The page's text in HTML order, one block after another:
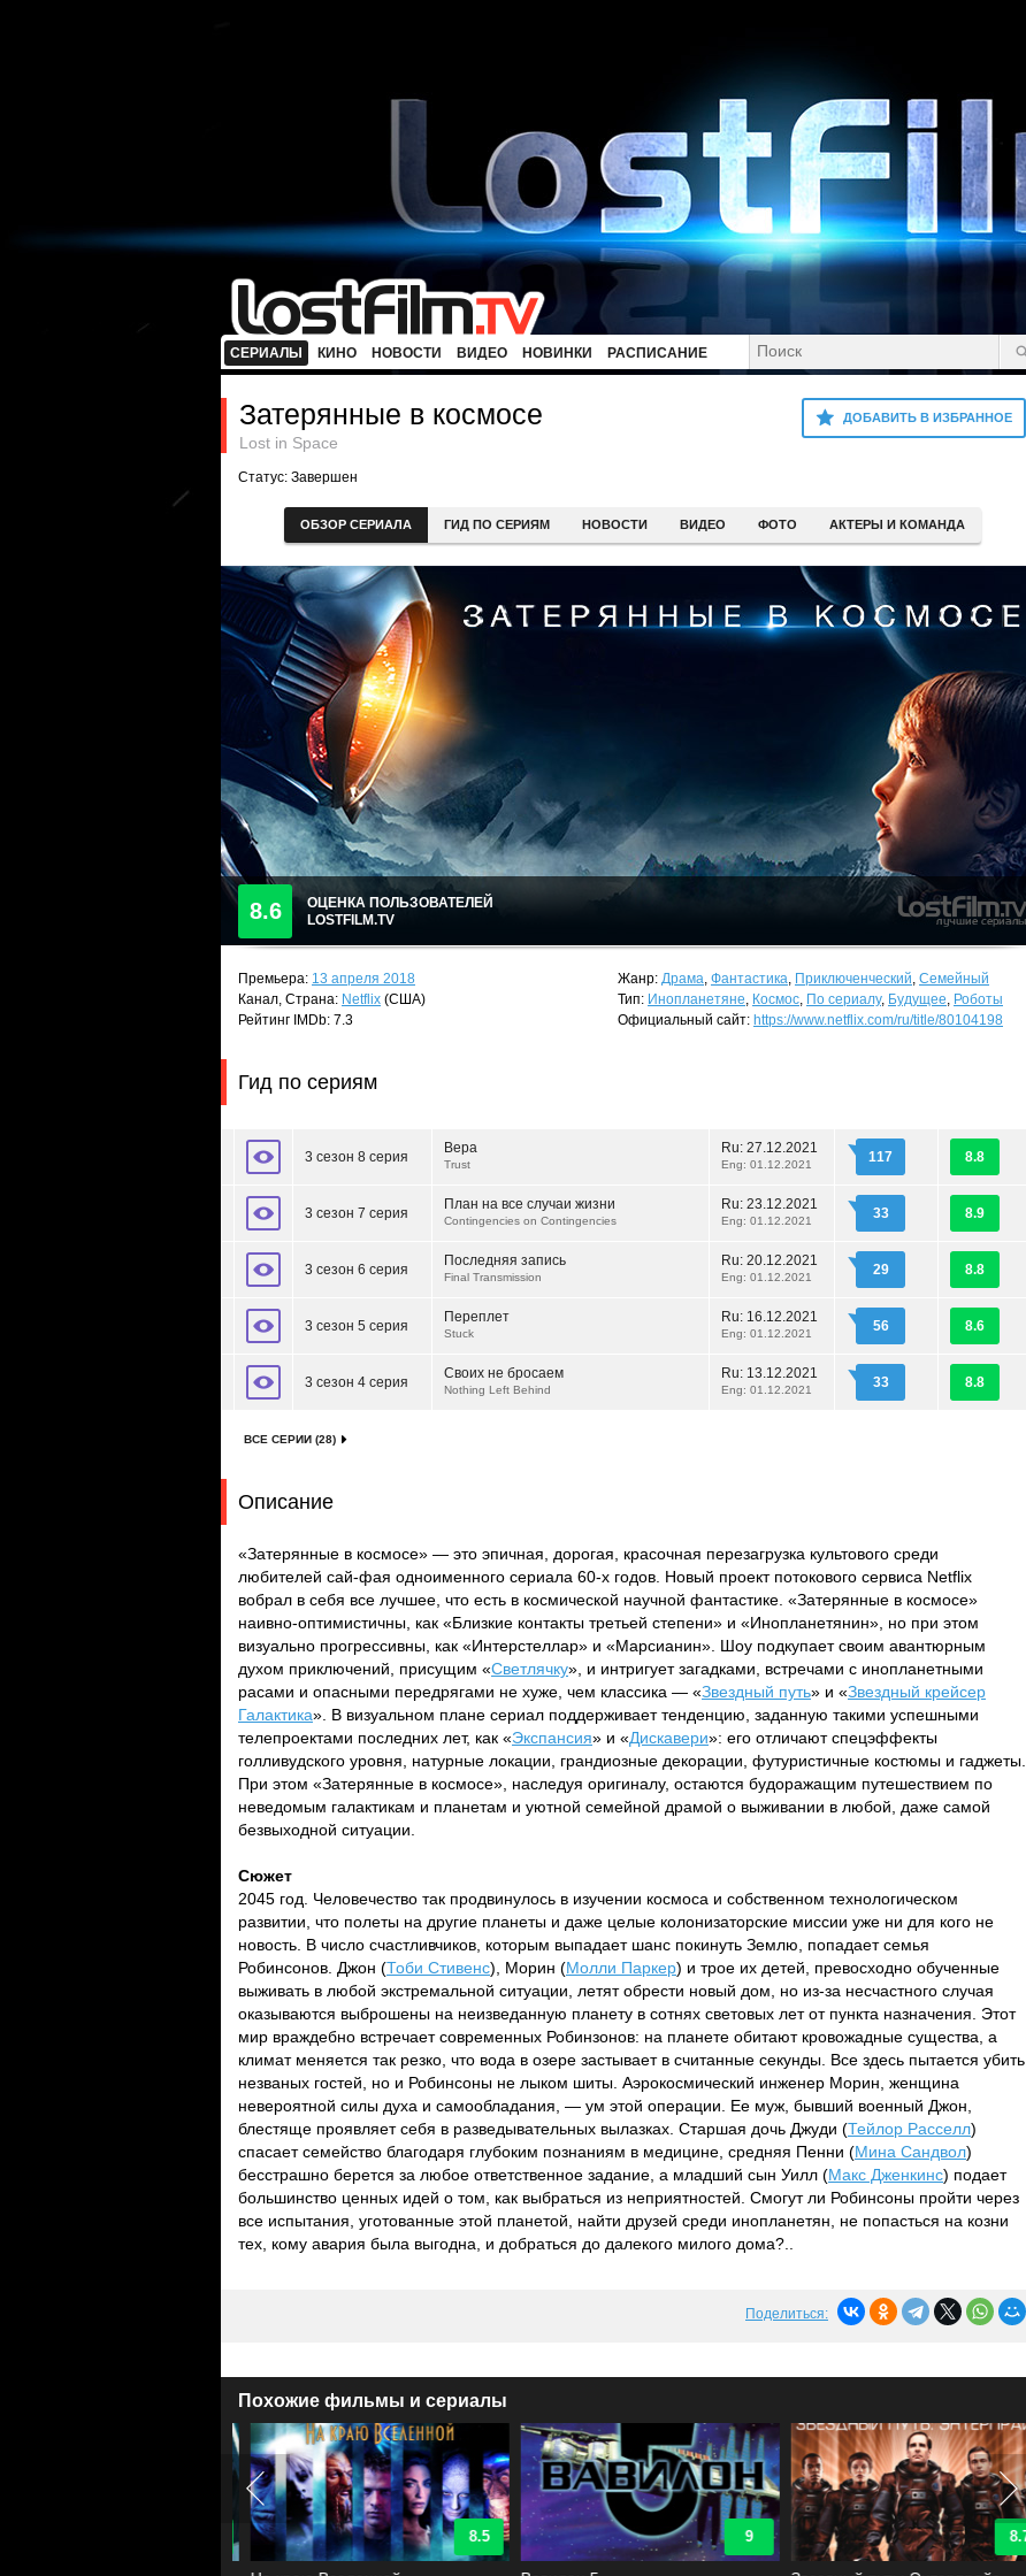
СЕРИАЛЫ КИНО НОВОСТИ ВИДЕО НОВИНКИ РАСПИСАНИЕ
ДОБАВИТЬ В ИЗБРАННОЕ
Затерянные в космосе
Lost in Space
Статус: Завершен
ОБЗОР СЕРИАЛА ГИД ПО СЕРИЯМ НОВОСТИ ВИДЕО ФОТО АКТЕРЫ И КОМАНДА
8.6
ОЦЕНКА ПОЛЬЗОВАТЕЛЕЙ
LOSTFILM.TV
Премьера: 13 апреля 2018
Канал, Страна: Netflix (США)
Рейтинг IMDb: 7.3
Жанр: Драма, Фантастика, Приключенческий, Семейный
Тип: Инопланетяне, Космос, По сериалу, Будущее, Роботы
Официальный сайт: https://www.netflix.com/ru/title/80104198
Гид по сериям
3 сезон 8 серия
Вера
Trust
Ru: 27.12.2021
Eng: 01.12.2021 117 8.8
3 сезон 7 серия
План на все случаи жизни
Contingencies on Contingencies
Ru: 23.12.2021
Eng: 01.12.2021 33 8.9
3 сезон 6 серия
Последняя запись
Final Transmission
Ru: 20.12.2021
Eng: 01.12.2021 29 8.8
3 сезон 5 серия
Переплет
Stuck
Ru: 16.12.2021
Eng: 01.12.2021 56 8.6
3 сезон 4 серия
Своих не бросаем
Nothing Left Behind
Ru: 13.12.2021
Eng: 01.12.2021 33 8.8
ВСЕ СЕРИИ (28)
Описание
«Затерянные в космосе» — это эпичная, дорогая, красочная перезагрузка культового среди
любителей сай-фая одноименного сериала 60-х годов. Новый проект потокового сервиса Netflix
вобрал в себя все лучшее, что есть в космической научной фантастике. «Затерянные в космосе»
наивно-оптимистичны, как «Близкие контакты третьей степени» и «Инопланетянин», но при этом
визуально прогрессивны, как «Интерстеллар» и «Марсианин». Шоу подкупает своим авантюрным
духом приключений, присущим «Светлячку», и интригует загадками, встречами с инопланетными
расами и опасными передрягами не хуже, чем классика — «Звездный путь» и «Звездный крейсер
Галактика». В визуальном плане сериал поддерживает тенденцию, заданную такими успешными
телепроектами последних лет, как «Экспансия» и «Дискавери»: его отличают спецэффекты
голливудского уровня, натурные локации, грандиозные декорации, футуристичные костюмы и гаджеты.
При этом «Затерянные в коcмосе», наследуя оригиналу, остаются будоражащим путешествием по
неведомым галактикам и планетам и уютной семейной драмой о выживании в любой, даже самой
безвыходной ситуации.
Сюжет
2045 год. Человечество так продвинулось в изучении космоса и собственном технологическом
развитии, что полеты на другие планеты и даже целые колонизаторские миссии уже ни для кого не
новость. В число счастливчиков, которым выпадает шанс покинуть Землю, попадает семья
Робинсонов. Джон (Тоби Стивенс), Морин (Молли Паркер) и трое их детей, превосходно обученные
выживать в любой экстремальной ситуации, летят обрести новый дом, но из-за несчастного случая
оказываются выброшены на неизведанную планету в сотнях световых лет от пункта назначения. Этот
мир враждебно встречает современных Робинзонов: на планете обитают кровожадные существа, а
климат меняется так резко, что вода в озере застывает в считанные секунды. Все здесь пытается убить
незваных гостей, но и Робинсоны не лыком шиты. Аэрокосмический инженер Морин, женщина
невероятной силы духа и самообладания, — ум этой операции. Ее муж, бывший военный Джон,
блестяще проявляет себя в разведывательных вылазках. Старшая дочь Джуди (Тейлор Расселл)
спасает семейство благодаря глубоким познаниям в медицине, средняя Пенни (Мина Сандвол)
бесстрашно берется за любое ответственное задание, а младший сын Уилл (Макс Дженкинс) подает
большинство ценных идей о том, как выбраться из неприятностей. Смогут ли Робинсоны пройти через
все испытания, уготованные этой планетой, найти друзей среди инопланетян, не попасться на козни
тех, кому авария была выгодна, и добраться до далекого милого дома?..
Поделиться:
Похожие фильмы и сериалы
8.5 8.7